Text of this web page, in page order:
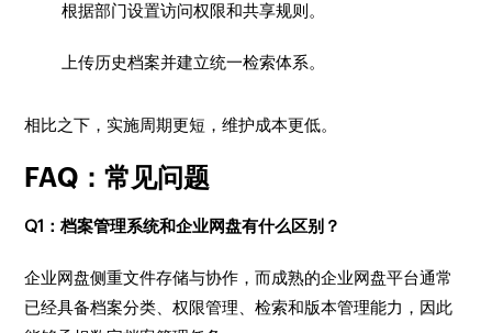
根据部门设置访问权限和共享规则。
上传历史档案并建立统一检索体系。
相比之下，实施周期更短，维护成本更低。
FAQ：常见问题
Q1：档案管理系统和企业网盘有什么区别？
企业网盘侧重文件存储与协作，而成熟的企业网盘平台通常
已经具备档案分类、权限管理、检索和版本管理能力，因此